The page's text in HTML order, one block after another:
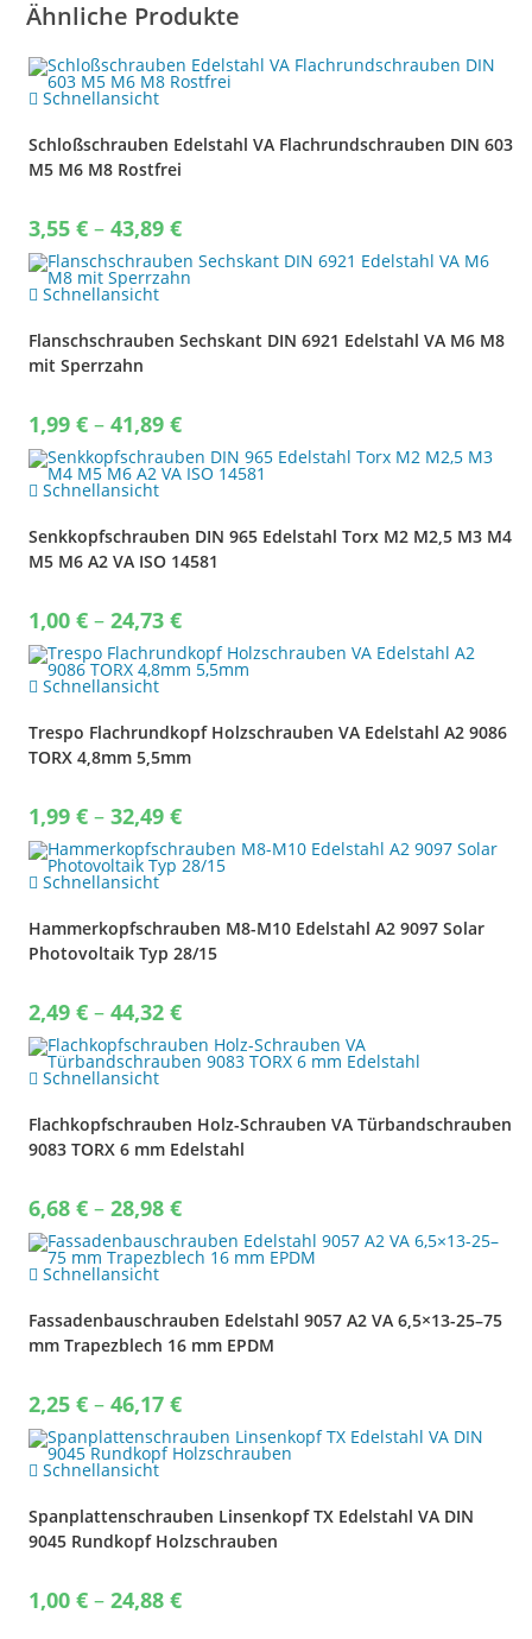
Ähnliche Produkte
Schnellansicht
Schloßschrauben Edelstahl VA Flachrundschrauben DIN 603
M5 M6 M8 Rostfrei
3,55 € – 43,89 €Price
range:
3,55 €
through
43,89 €
Schnellansicht
Flanschschrauben Sechskant DIN 6921 Edelstahl VA M6 M8
mit Sperrzahn
1,99 € – 41,89 €Price
range:
1,99 €
through
41,89 €
Schnellansicht
Senkkopfschrauben DIN 965 Edelstahl Torx M2 M2,5 M3 M4
M5 M6 A2 VA ISO 14581
1,00 € – 24,73 €Price
range:
1,00 €
through
24,73 €
Schnellansicht
Trespo Flachrundkopf Holzschrauben VA Edelstahl A2 9086
TORX 4,8mm 5,5mm
1,99 € – 32,49 €Price
range:
1,99 €
through
32,49 €
Schnellansicht
Hammerkopfschrauben M8-M10 Edelstahl A2 9097 Solar
Photovoltaik Typ 28/15
2,49 € – 44,32 €Price
range:
2,49 €
through
44,32 €
Schnellansicht
Flachkopfschrauben Holz-Schrauben VA Türbandschrauben
9083 TORX 6 mm Edelstahl
6,68 € – 28,98 €Price
range:
6,68 €
through
28,98 €
Schnellansicht
Fassadenbauschrauben Edelstahl 9057 A2 VA 6,5×13-25–75
mm Trapezblech 16 mm EPDM
2,25 € – 46,17 €Price
range:
2,25 €
through
46,17 €
Schnellansicht
Spanplattenschrauben Linsenkopf TX Edelstahl VA DIN
9045 Rundkopf Holzschrauben
1,00 € – 24,88 €Price
range: